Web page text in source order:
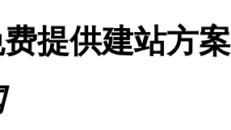
提供建站方